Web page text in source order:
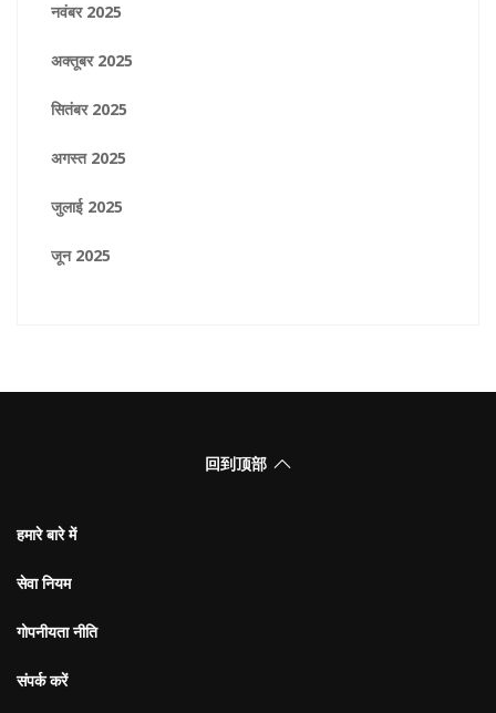
नवंबर 2025
अक्तूबर 2025
सितंबर 2025
अगस्त 2025
जुलाई 2025
जून 2025
回到顶部
हमारे बारे में
सेवा नियम
गोपनीयता नीति
संपर्क करें